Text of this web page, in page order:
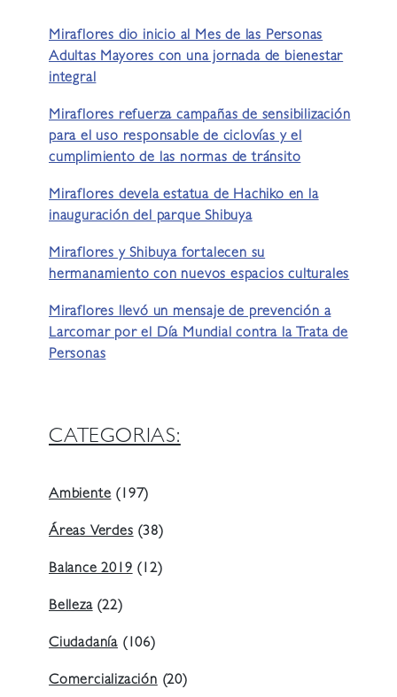
Miraflores dio inicio al Mes de las Personas
Adultas Mayores con una jornada de bienestar
integral
Miraflores refuerza campañas de sensibilización
para el uso responsable de ciclovías y el
cumplimiento de las normas de tránsito
Miraflores devela estatua de Hachiko en la
inauguración del parque Shibuya
Miraflores y Shibuya fortalecen su
hermanamiento con nuevos espacios culturales
Miraflores llevó un mensaje de prevención a
Larcomar por el Día Mundial contra la Trata de
Personas
CATEGORIAS:
Ambiente(197)
Áreas Verdes(38)
Balance 2019(12)
Belleza(22)
Ciudadanía (106)
Comercialización(20)